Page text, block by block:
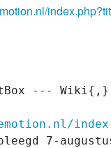
--- Wiki{,}
7-